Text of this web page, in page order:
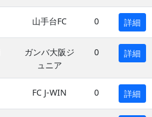
山手台FC 0 詳細
ガンバ大阪ジ
ュニア
0 詳細
FC J-WIN 0 詳細